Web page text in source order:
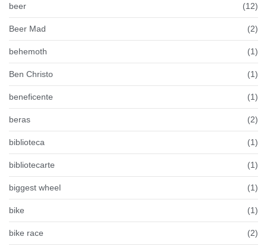
beer (12)
Beer Mad (2)
behemoth (1)
Ben Christo (1)
beneficente (1)
beras (2)
biblioteca (1)
bibliotecarte (1)
biggest wheel (1)
bike (1)
bike race (2)